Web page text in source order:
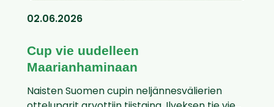
02.06.2026
Cup vie uudelleen
Maarianhaminaan
Naisten Suomen cupin neljännesvälierien